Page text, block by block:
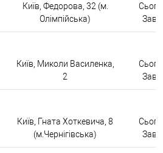
Київ, Федорова, 32 (м.
Олімпійська)
Київ, Миколи Василенка,
2
Київ, Гната Хоткевича, 8
(м.Чернігівська)